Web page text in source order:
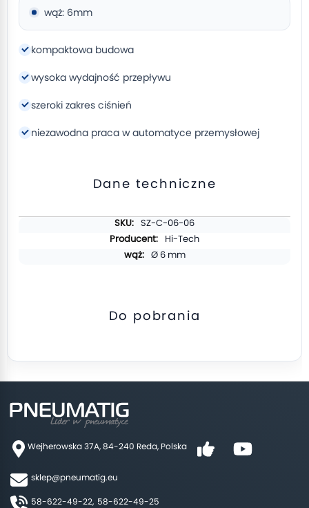
wąż: 6mm
kompaktowa budowa
wysoka wydajność przepływu
szeroki zakres ciśnień
niezawodna praca w automatyce przemysłowej
Dane techniczne
SZ-C-06-06
Hi-Tech
Ø 6 mm
Do pobrania
Wejherowska 37A, 84-240 Reda, Polska
sklep@pneumatig.eu
58-622-49-22, 58-622-49-25